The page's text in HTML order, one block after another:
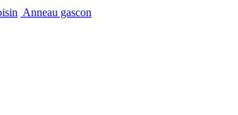
Anneau gascon